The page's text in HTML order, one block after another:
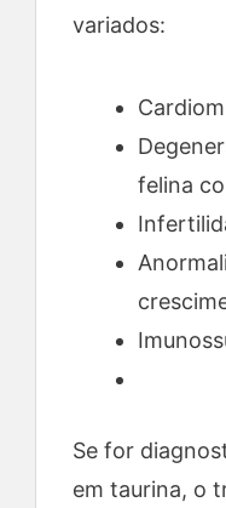
variados:
felina
Se for
em taurina, o